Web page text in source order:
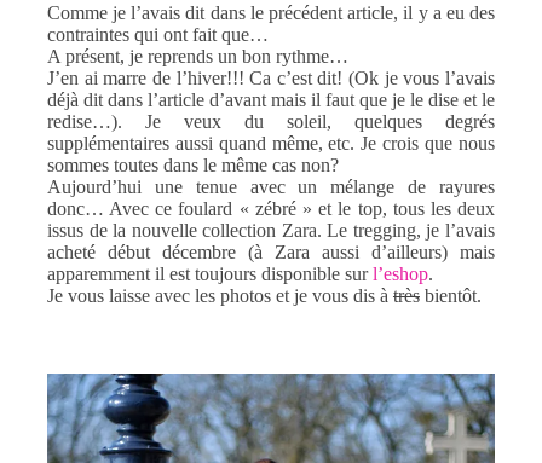
Comme je l’avais dit dans le précédent article, il y a eu des
contraintes qui ont fait que…
A présent, je reprends un bon rythme…
J’en ai marre de l’hiver!!! Ca c’est dit! (Ok je vous l’avais
déjà dit dans l’article d’avant mais il faut que je le dise et le
redise…). Je veux du soleil, quelques degrés
supplémentaires aussi quand même, etc. Je crois que nous
sommes toutes dans le même cas non?
Aujourd’hui une tenue avec un mélange de rayures
donc… Avec ce foulard « zébré » et le top, tous les deux
issus de la nouvelle collection Zara. Le tregging, je l’avais
acheté début décembre (à Zara aussi d’ailleurs) mais
apparemment il est toujours disponible surl’eshop.
Je vous laisse avec les photos et je vous dis à trèsbientôt.